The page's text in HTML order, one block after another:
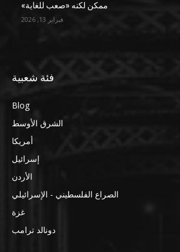
ممكن لكنه «صعب للغاية»
فبراير 13, 2026
فئة شعبية
Blog
الشرق الأوسط
أمريكا
إسرائيل
الأردن
الصراع الفلسطيني - الإسرائيلي
غزة
دونالد ترامب